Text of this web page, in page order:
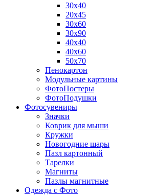
30х40
20х45
30х60
30х90
40х40
40х60
50х70
Пенокартон
Модульные картины
ФотоПостеры
ФотоПодушки
Фотоcувениры
Значки
Коврик для мыши
Кружки
Новогодние шары
Пазл картонный
Тарелки
Магниты
Пазлы магнитные
Одежда с Фото